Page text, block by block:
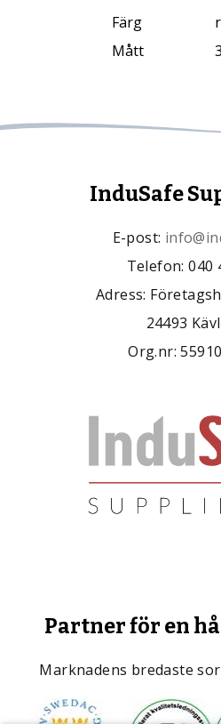
Färg
Mått
InduSafe
E-post:
Telefon: 040
Adress:
24493
Org.nr:
Partner för en
Marknadens bredaste